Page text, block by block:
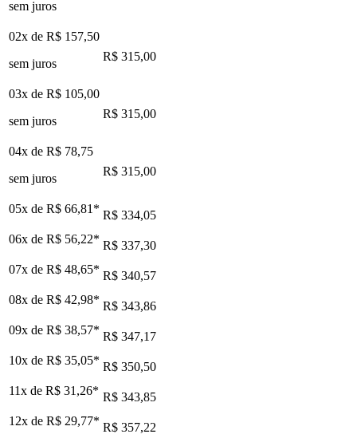
sem juros
02x de R$ 157,50
sem juros
R$ 315,00
03x de R$ 105,00
sem juros
R$ 315,00
04x de R$ 78,75
sem juros
R$ 315,00
05x de R$ 66,81 * R$ 334,05
06x de R$ 56,22* R$ 337,30
07x de R$ 48,65* R$ 340,57
08x de R$ 42,98* R$ 343,86
09x de R$ 38,57* R$ 347,17
10x de R$ 35,05* R$ 350,50
11x de R$ 31,26* R$ 343,85
12x de R$ 29,77* R$ 357,22